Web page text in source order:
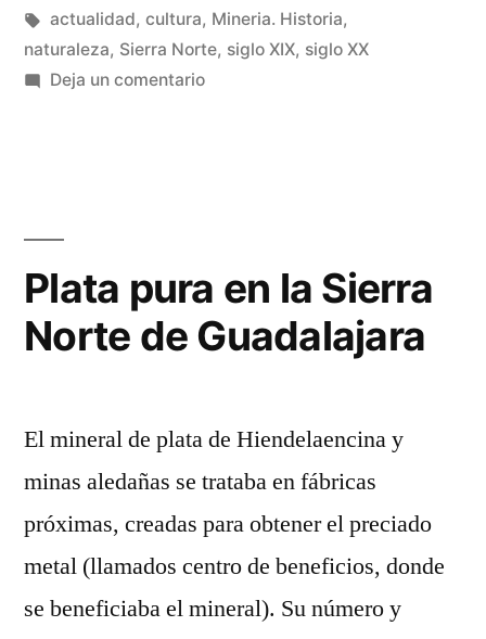
Norte
de
Etiquetas:
actualidad, cultura, Mineria. Historia,
naturaleza, Sierra Norte, siglo XIX, siglo XX
Deja un comentarioen
de
Guadalajara
II
Plata pura en la Sierra
Norte de Guadalajara
El mineral de plata de Hiendelaencina y
minas aledañas se trataba en fábricas
próximas, creadas para obtener el preciado
metal (llamados centro de beneficios, donde
se beneficiaba el mineral). Su número y